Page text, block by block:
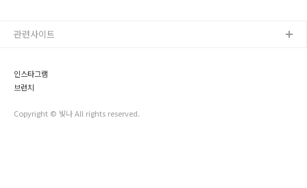
럽 사람들에게는 아름다운 바다를 즐길 수 있는 휴가지로 인기있
가 가능한 아파트 형태의 숙소들을 쉽게 찾..
인스타그램
브런치
Copyright © 빛나 All rights reserved.
관련사이트